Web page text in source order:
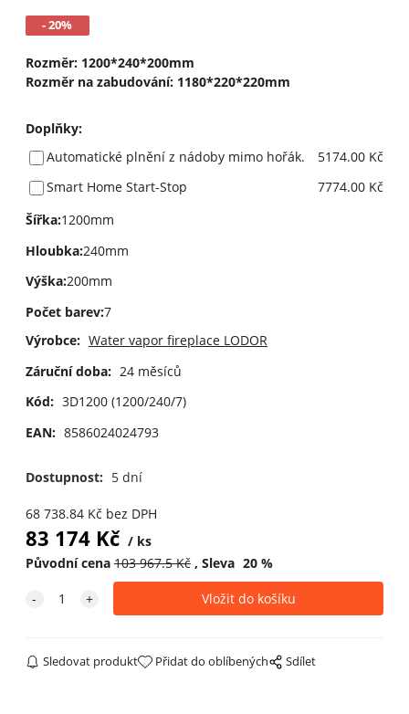
- 20%
Rozměr: 1200*240*200mm
Rozměr na zabudování: 1180*220*220mm
Doplňky:
Automatické plnění z nádoby mimo hořák.
5174.00 Kč
Smart Home Start-Stop
7774.00 Kč
Šířka:1200mm
Hloubka:240mm
Výška:200mm
Počet barev:7
Výrobce: Water vapor fireplace LODOR
Záruční doba: 24 měsíců
Kód: 3D1200 (1200/240/7)
EAN: 8586024024793
Dostupnost: 5 dní
68 738.84Kč bez DPH
83 174Kč
ks
Původní cena 103 967.5Kč Sleva 20%
Sledovat produkt Přidat do oblíbených Sdílet